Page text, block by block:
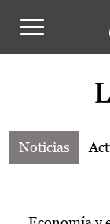
Noticias
Noticias
Temas